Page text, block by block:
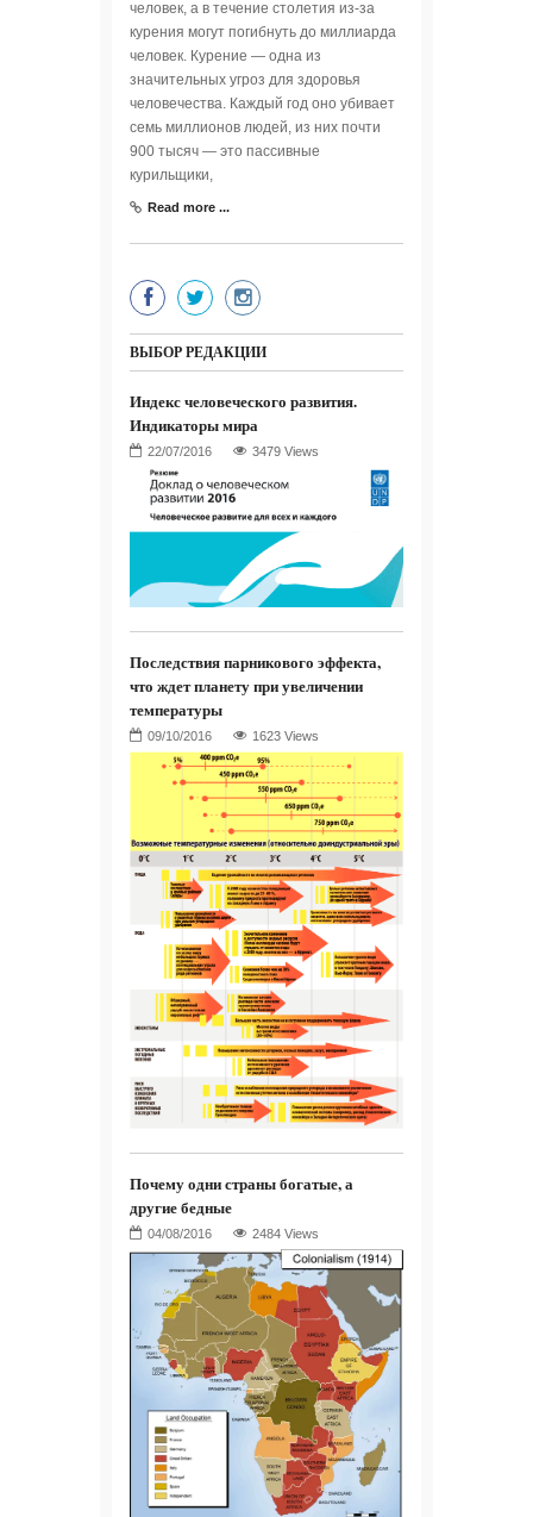
человек, а в течение столетия из-за
курения могут погибнуть до миллиарда
человек. Курение — одна из
значительных угроз для здоровья
человечества. Каждый год оно убивает
семь миллионов людей, из них почти
900 тысяч — это пассивные
курильщики,
Read more ...
ВЫБОР РЕДАКЦИИ
Индекс человеческого развития.
Индикаторы мира
3479 Views
Последствия парникового эффекта,
что ждет планету при увеличении
температуры
1623 Views
Почему одни страны богатые, а
другие бедные
2484 Views